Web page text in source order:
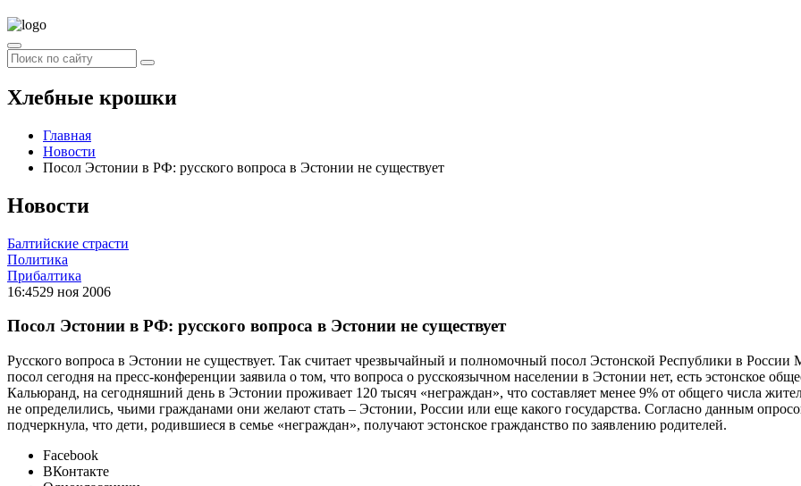
Хлебные крошки
Главная
Новости
Посол Эстонии в РФ: русского вопроса в Эстонии не существует
Новости
Балтийские страсти
Политика
Прибалтика
16:4529 ноя 2006
Посол Эстонии в РФ: русского вопроса в Эстонии не существует
Русского вопроса в Эстонии не существует. Так считает чрезвычайный и полномочный посол Эстонской Республики в
посол сегодня на пресс-конференции заявила о том, что вопроса о русскоязычном населении в Эстонии нет, есть эстонское
Кальюранд, на сегодняшний день в Эстонии проживает 120 тысяч «неграждан», что составляет менее 9% от общего числа
не определились, чьими гражданами они желают стать – Эстонии, России или еще какого государства. Согласно данным
подчеркнула, что дети, родившиеся в семье «неграждан», получают эстонское гражданство по заявлению родителей.
Facebook
ВКонтакте